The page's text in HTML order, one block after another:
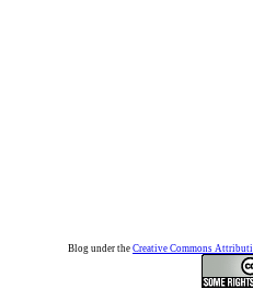
Blog under the Creative Commons